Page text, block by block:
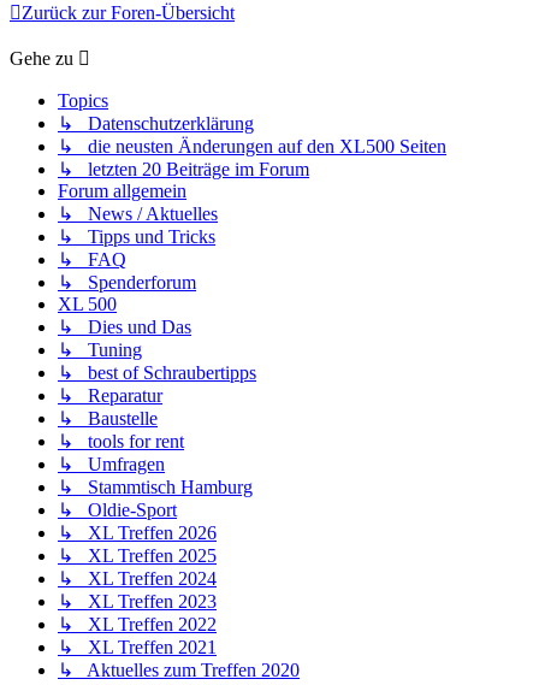
Zurück zur Foren-Übersicht
Gehe zu
Topics
↳ Datenschutzerklärung
↳ die neusten Änderungen auf den XL500 Seiten
↳ letzten 20 Beiträge im Forum
Forum allgemein
↳ News / Aktuelles
↳ Tipps und Tricks
↳ FAQ
↳ Spenderforum
XL 500
↳ Dies und Das
↳ Tuning
↳ best of Schraubertipps
↳ Reparatur
↳ Baustelle
↳ tools for rent
↳ Umfragen
↳ Stammtisch Hamburg
↳ Oldie-Sport
↳ XL Treffen 2026
↳ XL Treffen 2025
↳ XL Treffen 2024
↳ XL Treffen 2023
↳ XL Treffen 2022
↳ XL Treffen 2021
↳ Aktuelles zum Treffen 2020